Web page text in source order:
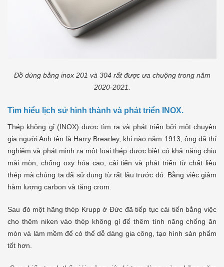
Đồ dùng bằng inox 201 và 304 rất được ưa chuộng trong năm
2020-2021.
Tìm hiểu lịch sử hình thành và phát triển INOX.
Thép không gỉ (INOX) được tìm ra và phát triển bởi một chuyên
gia người Anh tên là Harry Brearley, khi nào năm 1913, ông đã thí
nghiệm và phát minh ra một loại thép được biệt có khả năng chịu
mài mòn, chống oxy hóa cao, cải tiến và phát triển từ chất liệu
thép mà chúng ta đã sử dụng từ rất lâu trước đó. Bằng việc giảm
hàm lượng carbon và tăng crom.
Sau đó một hãng thép Krupp ở Đức đã tiếp tục cải tiến bằng việc
cho thêm niken vào thép không gỉ để thêm tính năng chống ăn
mòn và làm mềm để có thể dễ dàng gia công, tạo hình sản phẩm
tốt hơn.